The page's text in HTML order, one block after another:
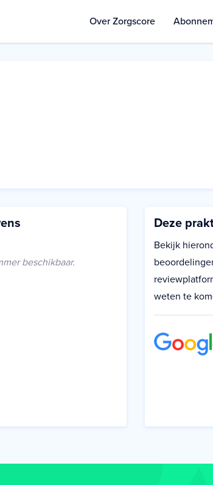
Over Zorgscore
beschikbaar.
Deze
Bekijk
weten te